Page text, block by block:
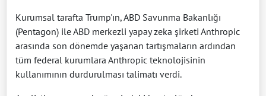
Kurumsal tarafta Trump'ın, ABD Savunma Bakanlığı
(Pentagon) ile ABD merkezli yapay zeka şirketi Anthropic
arasında son dönemde yaşanan tartışmaların ardından
tüm federal kurumlara Anthropic teknolojisinin
kullanımının durdurulması talimatı verdi.